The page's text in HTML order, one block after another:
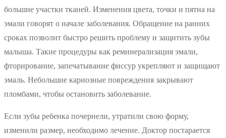
большие участки тканей. Изменения цвета, точки и пятна на
эмали говорят о начале заболевания. Обращение на ранних
сроках позволит быстро решить проблему и защитить зубы
малыша. Такие процедуры как реминерализация эмали,
фторирование, запечатывание фиссур укрепляют и защищают
эмаль. Небольшие кариозные повреждения закрывают
пломбами, чтобы остановить заболевание.
Если зубы ребенка почернели, утратили свою форму,
изменили размер, необходимо лечение. Доктор постарается